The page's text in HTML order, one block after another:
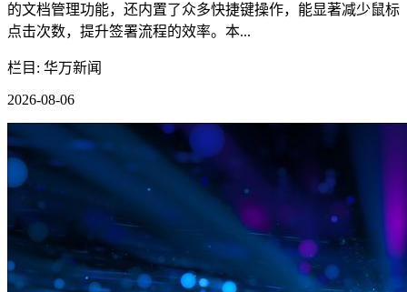
的文档管理功能，还内置了众多快捷键操作，能显著减少鼠标
点击次数，提升签署流程的效率。本...
栏目: 华万新闻
2026-08-06